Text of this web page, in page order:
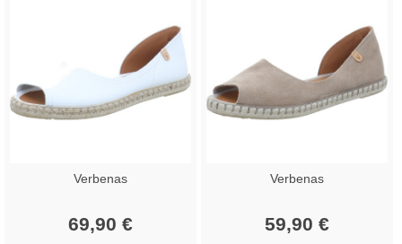
Verbenas
69,90 €
Verbenas
59,90 €